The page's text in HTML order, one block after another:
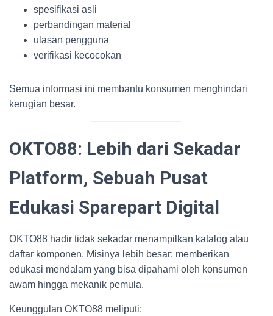
spesifikasi asli
perbandingan material
ulasan pengguna
verifikasi kecocokan
Semua informasi ini membantu konsumen menghindari
kerugian besar.
OKTO88: Lebih dari Sekadar
Platform, Sebuah Pusat
Edukasi Sparepart Digital
OKTO88 hadir tidak sekadar menampilkan katalog atau
daftar komponen. Misinya lebih besar: memberikan
edukasi mendalam yang bisa dipahami oleh konsumen
awam hingga mekanik pemula.
Keunggulan OKTO88 meliputi: